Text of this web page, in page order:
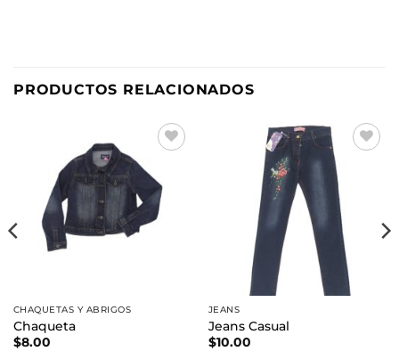
PRODUCTOS RELACIONADOS
a la
lista de
deseos
CHAQUETAS Y ABRIGOS
Chaqueta
$8.00
deseos
JEANS
Jeans Casual
$10.00